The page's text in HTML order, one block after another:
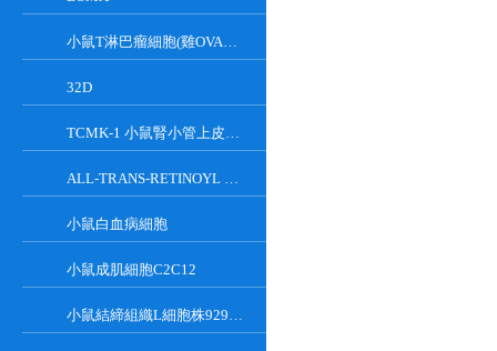
小鼠T淋巴瘤細胞(雞OVA基因修飾)
32D
TCMK-1 小鼠腎小管上皮細胞系
ALL-TRANS-RETINOYL B-GLUCURONIDE
小鼠白血病細胞
小鼠成肌細胞C2C12
小鼠結締組織L細胞株929克隆